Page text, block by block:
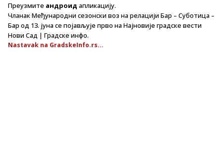
Преузмите андроид апликацију.
Чланак Међународни сезонски воз на релацији Бар – Суботица –
Бар од 13. јуна се појављује прво на Најновије градске вести
Нови Сад | Градске инфо.
Nastavak na GradskeInfo.rs...